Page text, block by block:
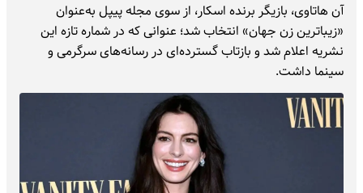
آن هاتاوی، بازیگر برنده اسکار، از سوی مجله پیپل به‌عنوان
«زیباترین زن جهان» انتخاب شد؛ عنوانی که در شماره تازه این
نشریه اعلام شد و بازتاب گسترده‌ای در رسانه‌های سرگرمی و
سینما داشت.